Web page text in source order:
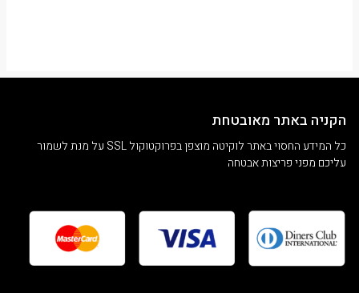
הקניה באתר מאובטחת
כל המידע החסוי באתר לוקיטה מוצפן בפרוקטוקול SSL על מנת לשמור
עליכם מפני פריצות אבטחה